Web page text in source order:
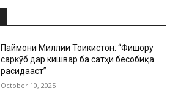
Паймони Миллии Тоҷикистон: “Фишору
саркӯб дар кишвар ба сатҳи бесобиқа
расидааст”
October 10, 2025